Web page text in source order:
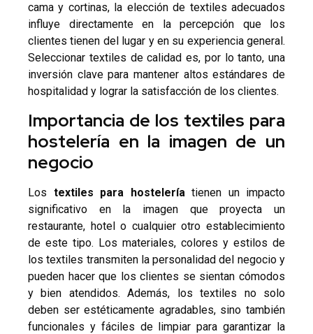
cama y cortinas, la elección de textiles adecuados
influye directamente en la percepción que los
clientes tienen del lugar y en su experiencia general.
Seleccionar textiles de calidad es, por lo tanto, una
inversión clave para mantener altos estándares de
hospitalidad y lograr la satisfacción de los clientes.
Importancia de los textiles para
hostelería en la imagen de un
negocio
Los textiles para hostelería tienen un impacto
significativo en la imagen que proyecta un
restaurante, hotel o cualquier otro establecimiento
de este tipo. Los materiales, colores y estilos de
los textiles transmiten la personalidad del negocio y
pueden hacer que los clientes se sientan cómodos
y bien atendidos. Además, los textiles no solo
deben ser estéticamente agradables, sino también
funcionales y fáciles de limpiar para garantizar la